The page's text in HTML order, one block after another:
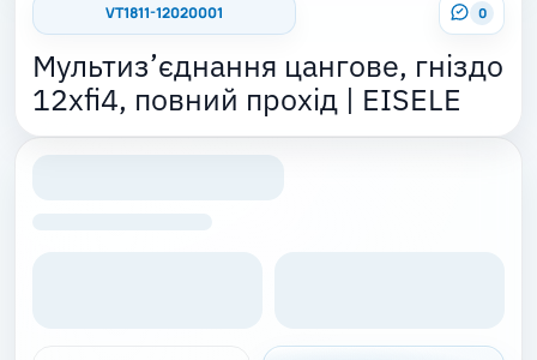
0
VT1811-12020001
Мультиз’єднання цангове, гніздо
12xfi4, повний прохід | EISELE